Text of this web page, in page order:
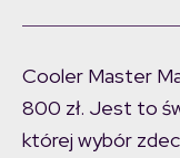
Cooler Master
800 zł. Jest to
której wybór